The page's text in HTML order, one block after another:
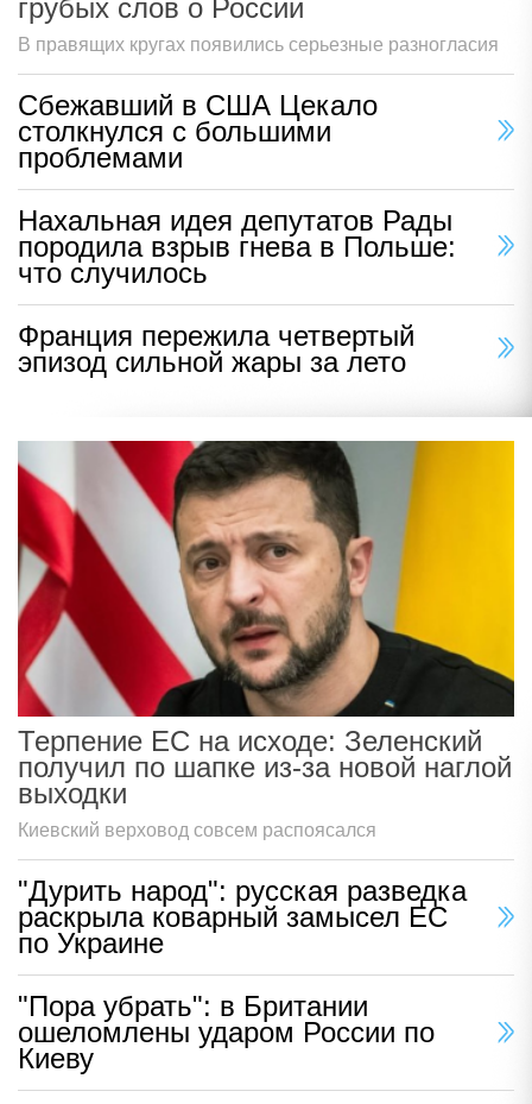
грубых слов о России
В правящих кругах появились серьезные разногласия
Сбежавший в США Цекало
столкнулся с большими
проблемами
Нахальная идея депутатов Рады
породила взрыв гнева в Польше:
что случилось
Франция пережила четвертый
эпизод сильной жары за лето
Терпение ЕС на исходе: Зеленский
получил по шапке из-за новой наглой
выходки
Киевский верховод совсем распоясался
"Дурить народ": русская разведка
раскрыла коварный замысел ЕС
по Украине
"Пора убрать": в Британии
ошеломлены ударом России по
Киеву